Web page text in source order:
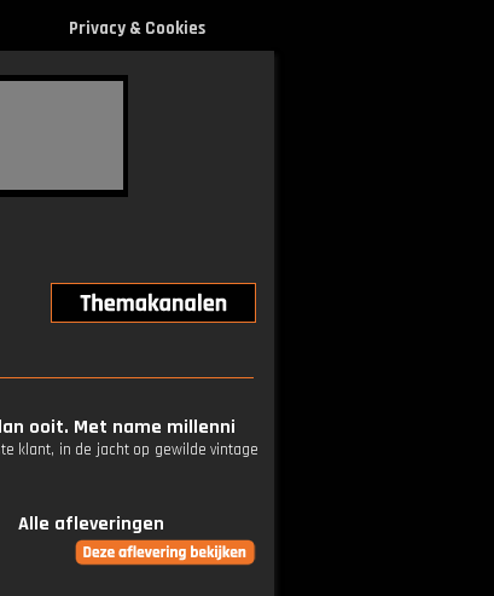
Privacy & Cookies
ooit. Met name millenni
klant, in de jacht op gewilde vintage
Alle afleveringen